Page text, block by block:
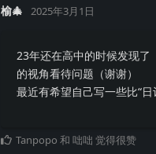
榆🎄 2025年3月1日
23年还在高中的时候发现
的视角看待问题（谢谢）
最近有希望自己写一些比“日
Tanpopo 和 咄咄 觉得很赞